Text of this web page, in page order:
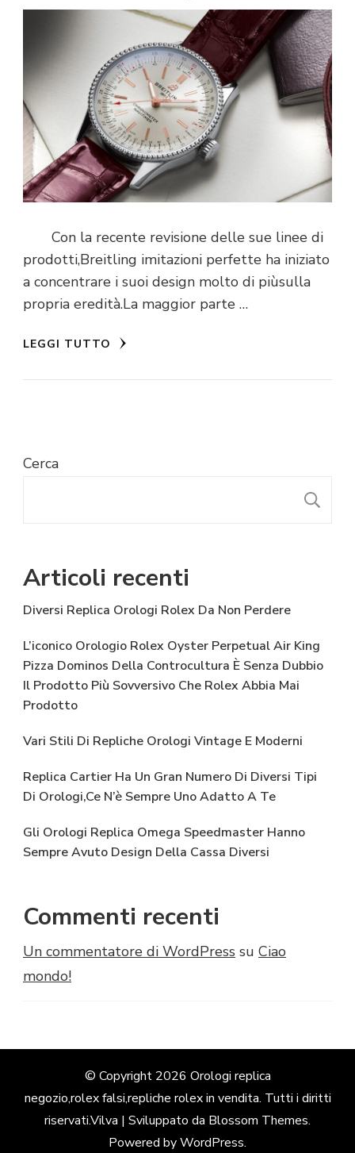
Con la recente revisione delle sue linee di
prodotti,Breitling imitazioni perfette ha iniziato
a concentrare i suoi design molto di piùsulla
propria eredità.La maggior parte …
LEGGI TUTTO
Cerca
Articoli recenti
Diversi Replica Orologi Rolex Da Non Perdere
L’iconico Orologio Rolex Oyster Perpetual Air King
Pizza Dominos Della Controcultura È Senza Dubbio
Il Prodotto Più Sovversivo Che Rolex Abbia Mai
Prodotto
Vari Stili Di Repliche Orologi Vintage E Moderni
Replica Cartier Ha Un Gran Numero Di Diversi Tipi
Di Orologi,Ce N’è Sempre Uno Adatto A Te
Gli Orologi Replica Omega Speedmaster Hanno
Sempre Avuto Design Della Cassa Diversi
Commenti recenti
Un commentatore di WordPress su Ciao
mondo!
© Copyright 2026 Orologi replica
negozio,rolex falsi,repliche rolex in vendita. Tutti i diritti
riservati.Vilva | Sviluppato da Blossom Themes.
Powered byWordPress.